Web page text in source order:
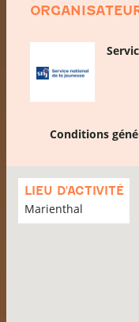
Conditions
LIEU D'ACTIVITÉ
Marienthal
Passer
carte